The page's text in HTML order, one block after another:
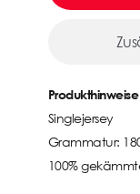
Produkthinweise
Singlejersey
Grammatur:
100%